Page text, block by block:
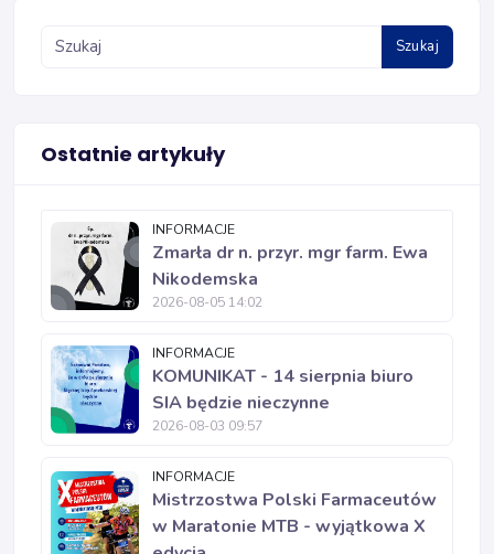
Szukaj
Ostatnie artykuły
INFORMACJE
Zmarła dr n. przyr. mgr farm. Ewa
Nikodemska
2026-08-05 14:02
INFORMACJE
KOMUNIKAT - 14 sierpnia biuro
SIA będzie nieczynne
2026-08-03 09:57
INFORMACJE
Mistrzostwa Polski Farmaceutów
w Maratonie MTB - wyjątkowa X